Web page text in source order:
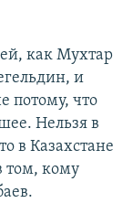
как Мухтар
и
потому, что
Нельзя в
в Казахстане
том, кому